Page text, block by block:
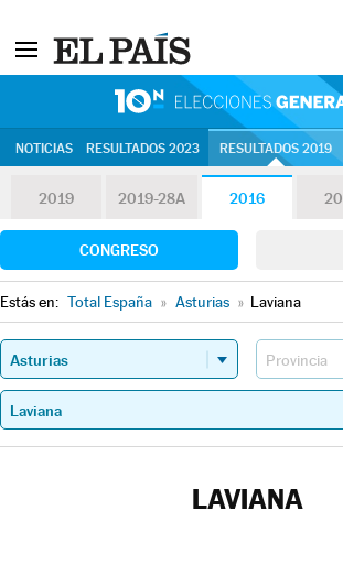
NOTICIAS RESULTADOS 2023 RESULTADOS 2019
2019 2019-28A 2016
CONGRESO
Estás en: Total España » Asturias » Laviana
LAVIANA